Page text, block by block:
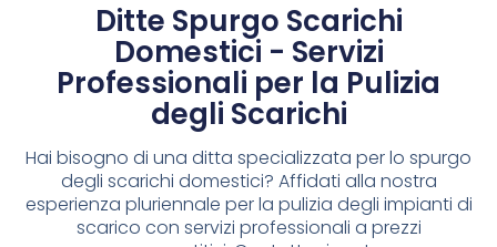
Ditte Spurgo Scarichi
Domestici - Servizi
Professionali per la Pulizia
degli Scarichi
Hai bisogno di una ditta specializzata per lo spurgo
degli scarichi domestici? Affidati alla nostra
esperienza pluriennale per la pulizia degli impianti di
scarico con servizi professionali a prezzi